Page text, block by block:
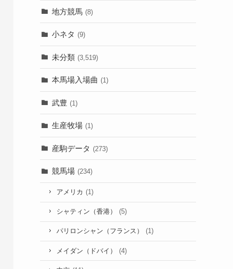
地方競馬 (8)
小ネタ (9)
未分類 (3,519)
本馬場入場曲 (1)
武豊 (1)
生産牧場 (1)
産駒データ (273)
競馬場 (234)
アメリカ (1)
シャティン（香港） (5)
パリロンシャン（フランス） (1)
メイダン（ドバイ） (4)